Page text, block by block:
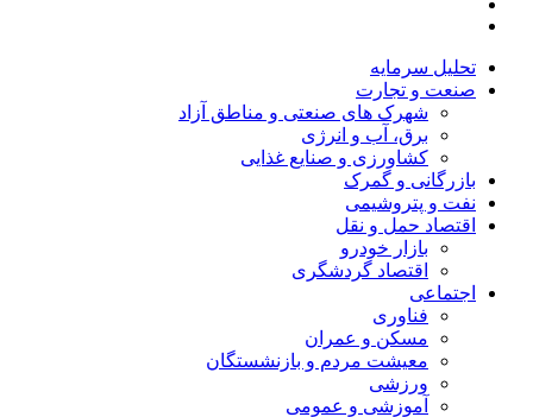
تحلیل‌ سرمایه
صنعت و تجارت
شهرک های صنعتی و مناطق آزاد
برق، آب و انرژی
کشاورزی و صنایع غذایی
بازرگانی و گمرک
نفت و پتروشیمی
اقتصاد حمل و نقل
بازار خودرو
اقتصاد گردشگری
اجتماعی
فناوری
مسکن و عمران
معیشت مردم و بازنشستگان
ورزشی
آموزشی و عمومی